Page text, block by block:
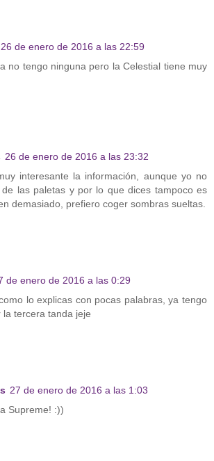
26 de enero de 2016 a las 22:59
no tengo ninguna pero la Celestial tiene muy
26 de enero de 2016 a las 23:32
interesante la información, aunque yo no
las paletas y por lo que dices tampoco es
demasiado, prefiero coger sombras sueltas.
de enero de 2016 a las 0:29
lo explicas con pocas palabras, ya tengo
la tercera tanda jeje
27 de enero de 2016 a las 1:03
Supreme! :))